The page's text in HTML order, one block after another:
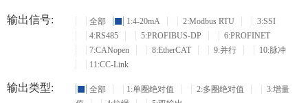
输出信号: 全部 1:4-20mA 2:Modbus RTU
3:SSI
4:RS485
5:PROFIBUS-DP
6:PROFINET
7:CANopen
8:EtherCAT 9:并行
10:脉冲
11:CC-Link
输出类型: 全部 1:单圈绝对值 2:多圈绝对值
3:增量